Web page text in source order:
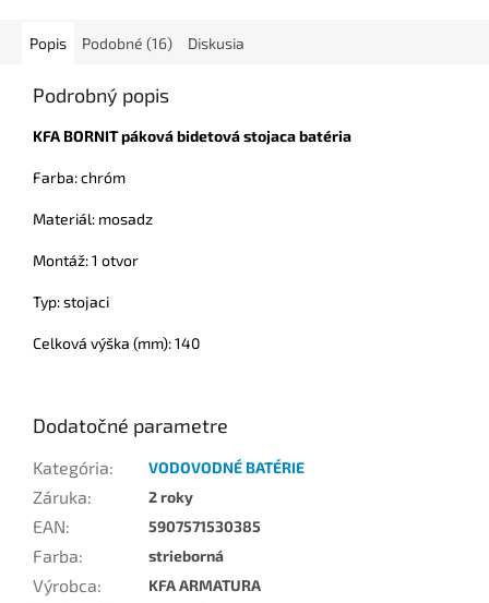
Popis Podobné (16) Diskusia
Podrobný popis
KFA BORNIT páková bidetová stojaca batéria
Farba: chróm
Materiál: mosadz
Montáž: 1 otvor
Typ: stojaci
Celková výška (mm): 140
Dodatočné parametre
Kategória: VODOVODNÉ BATÉRIE
Záruka: 2 roky
EAN: 5907571530385
Farba: strieborná
Výrobca: KFA ARMATURA